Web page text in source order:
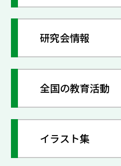
研究会情報
全国の教育活動
イラスト集